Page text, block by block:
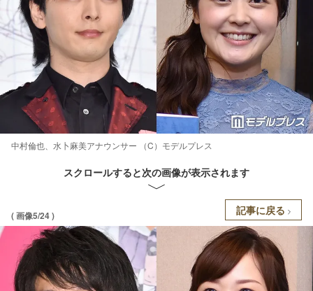
中村倫也、水卜麻美アナウンサー （C）モデルプレス
スクロールすると次の画像が表示されます
( 画像5/24 ) 記事に戻る